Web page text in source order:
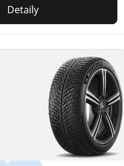
Detaily